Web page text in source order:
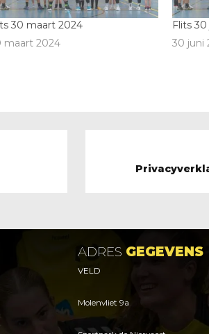
30 maart 2024
maart 2024
Flits
30 juni
ADRES GEGEVENS
VELD
Molenvliet 9a